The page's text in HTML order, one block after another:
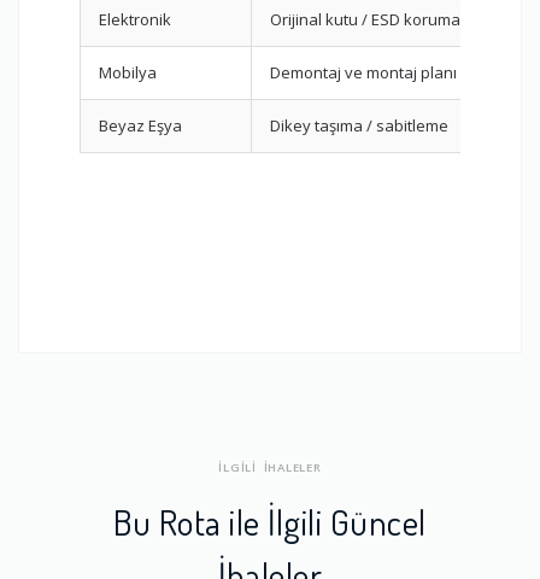
Elektronik Orijinal kutu / ESD koruma
Mobilya Demontaj ve montaj planı
Beyaz Eşya Dikey taşıma / sabitleme
İLGİLİ İHALELER
Bu Rota ile İlgili Güncel